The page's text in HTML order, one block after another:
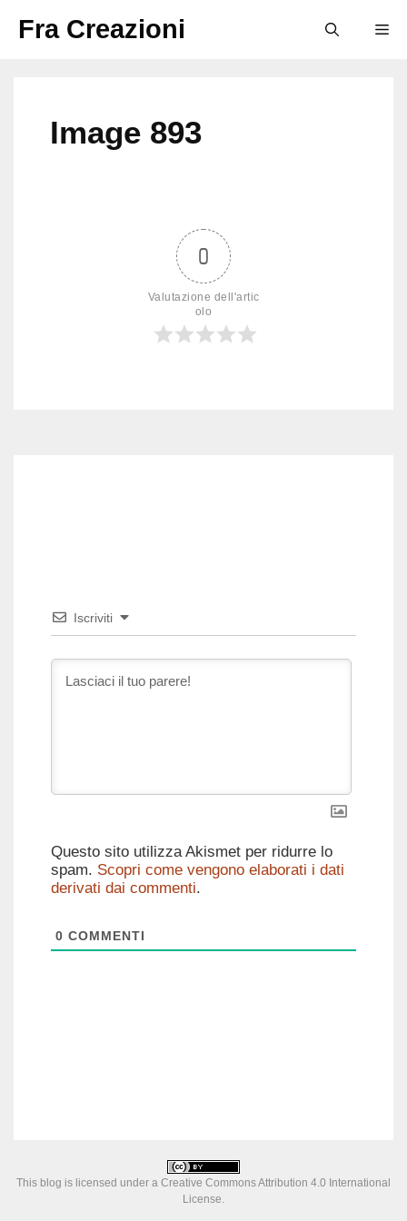
Fra Creazioni
Image 893
0
Valutazione dell'artic
olo
Iscriviti
Questo sito utilizza Akismet per ridurre lo
spam. Scopri come vengono elaborati i dati
derivati dai commenti.
0 COMMENTI
This blog is licensed under a Creative Commons Attribution 4.0 International
License.